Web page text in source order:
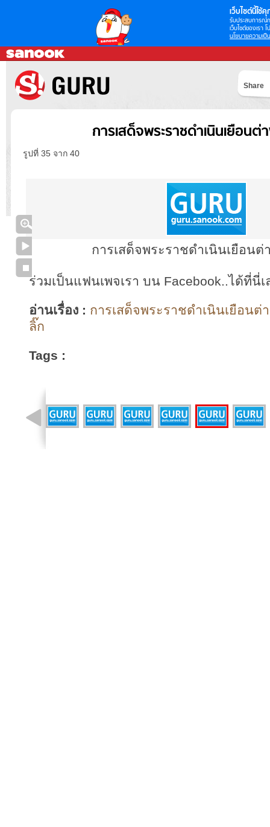
เว็บไซต์นี้ใช้คุ
รับประสบการณ์
เว็บไซต์ของเรา
นโยบายความเป็
Share
การเสด็จพระราชดำเนินเยือนต่
รูปที่ 35 จาก 40
การเสด็จพระราชดำเนินเยือนต่
ร่วมเป็นแฟนเพจเรา บน Facebook..ได้ที่นี่เ
อ่านเรื่อง : การเสด็จพระราชดำเนินเยือนต่
ลิ๊ก
Tags :